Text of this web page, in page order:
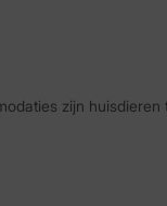
zijn huisdieren